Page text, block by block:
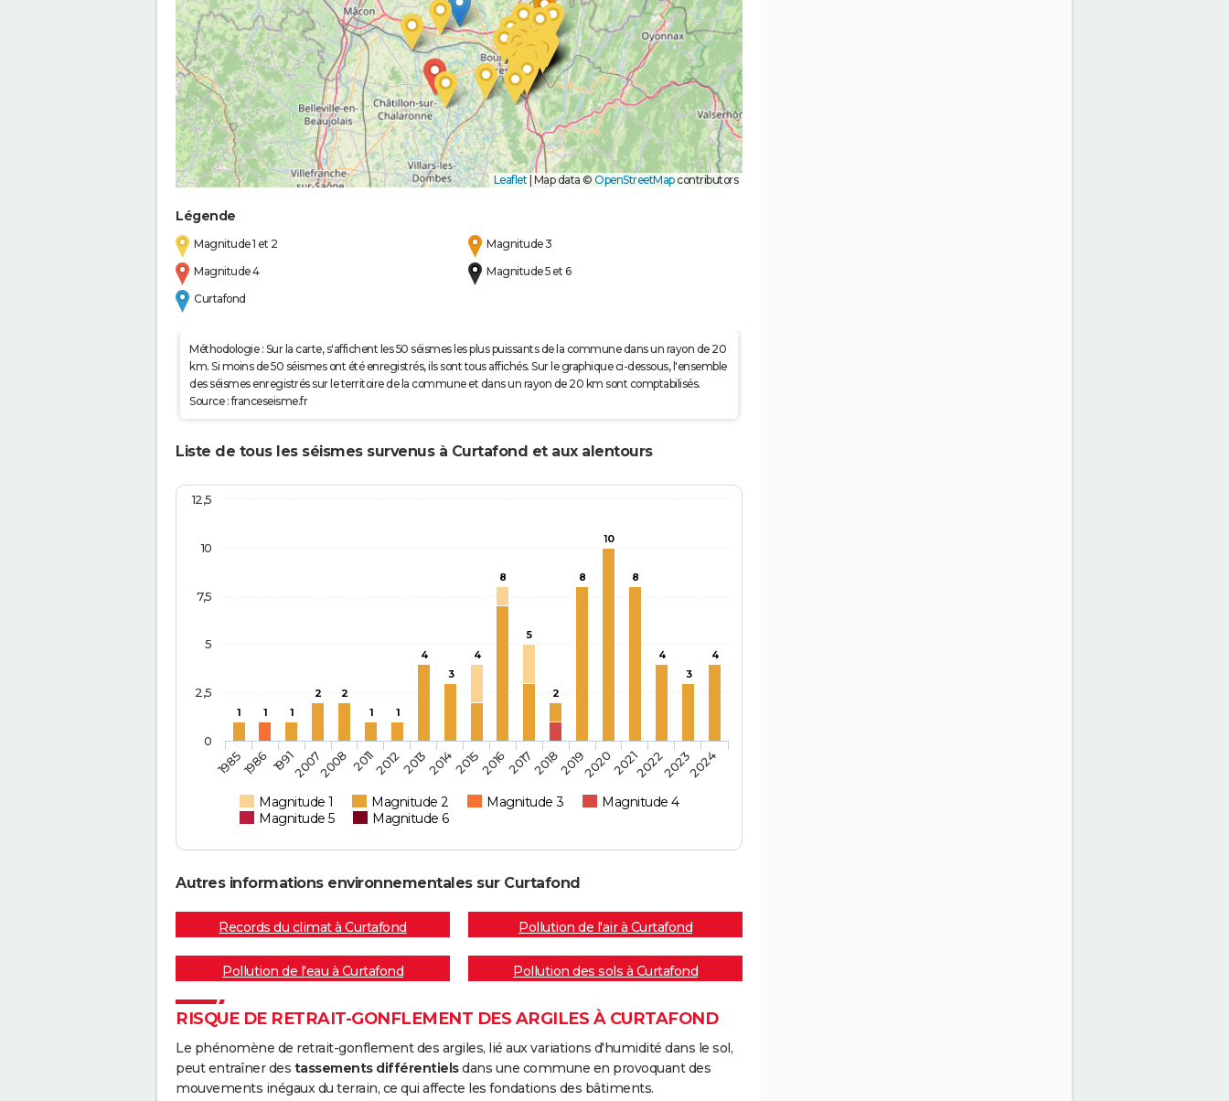
Leaflet | Map data © OpenStreetMapcontributors
Légende
Magnitude 1 et 2
Magnitude 3
Magnitude 4
Magnitude 5 et 6
Curtafond
Méthodologie : Sur la carte, s'affichent les 50 séismes les plus puissants de la commune dans un rayon de 20
km. Si moins de 50 séismes ont été enregistrés, ils sont tous affichés. Sur le graphique ci-dessous, l'ensemble
des séismes enregistrés sur le territoire de la commune et dans un rayon de 20 km sont comptabilisés.
Source : franceseisme.fr
Liste de tous les séismes survenus à Curtafond et aux alentours
1 1 1
2
2
1
1
4
3
4
8
5
2
8
10
8
4
3
4
Magnitude 1 Magnitude 2 Magnitude 3
Magnitude 4
Magnitude 5
Magnitude 6
19851986 199120072008 20112012201320142015201620172018201920202021202220232024
0
2,5
5
7,5
10
12,5
Autres informations environnementales sur Curtafond
Records du climat à Curtafond Pollution de l'air à Curtafond
Pollution de l'eau à Curtafond Pollution des sols à Curtafond
RISQUE DE RETRAIT-GONFLEMENT DES ARGILES À CURTAFOND
Le phénomène de retrait-gonflement des argiles, lié aux variations d'humidité dans le sol,
peut entraîner des tassements différentielsdans une commune en provoquant des
mouvements inégaux du terrain, ce qui affecte les fondations des bâtiments.